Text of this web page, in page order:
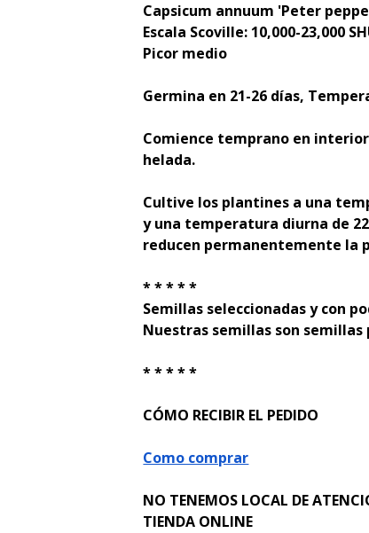
Capsicum annuum 'Peter
Escala Scoville: 10,000-23,000
Picor medio
Germina en 21-26 días,
Comience temprano en
helada.
Cultive los plantines a una
y una temperatura diurna de
reducen permanentemente la
* * * * *
Semillas seleccionadas y con
Nuestras semillas son
* * * * *
CÓMO RECIBIR EL PEDIDO
Como comprar
NO TENEMOS LOCAL DE
TIENDA ONLINE